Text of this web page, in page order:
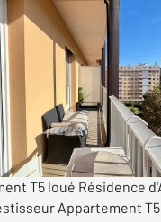
42
pièces
F5 à vendre
000 €
dédié
T5 loué Résidence
Appartement T5